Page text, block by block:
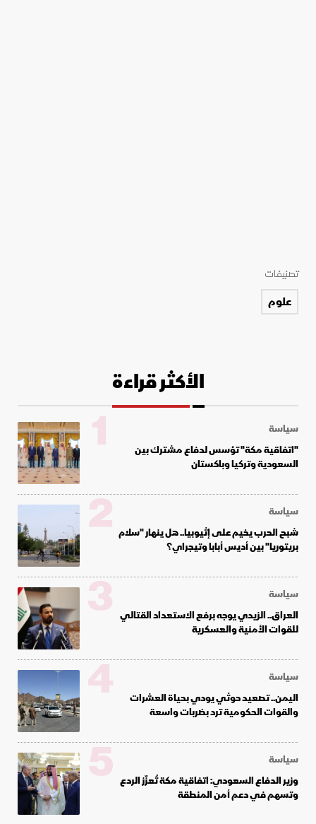
تصنيفات
علوم
الأكثر قراءة
سياسة
"اتفاقية مكة" تؤسس لدفاع مشترك بين
السعودية وتركيا وباكستان
1
سياسة
شبح الحرب يخيم على إثيوبيا.. هل ينهار "سلام
بريتوريا" بين أديس أبابا وتيجراي؟
2
سياسة
العراق.. الزيدي يوجه برفع الاستعداد القتالي
للقوات الأمنية والعسكرية
3
سياسة
اليمن.. تصعيد حوثي يودي بحياة العشرات
والقوات الحكومية ترد بضربات واسعة
4
سياسة
وزير الدفاع السعودي: اتفاقية مكة تُعزّز الردع
وتسهم في دعم أمن المنطقة
5